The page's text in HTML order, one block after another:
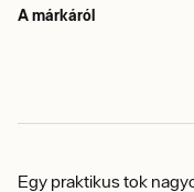
A márkáról
Egy praktikus tok